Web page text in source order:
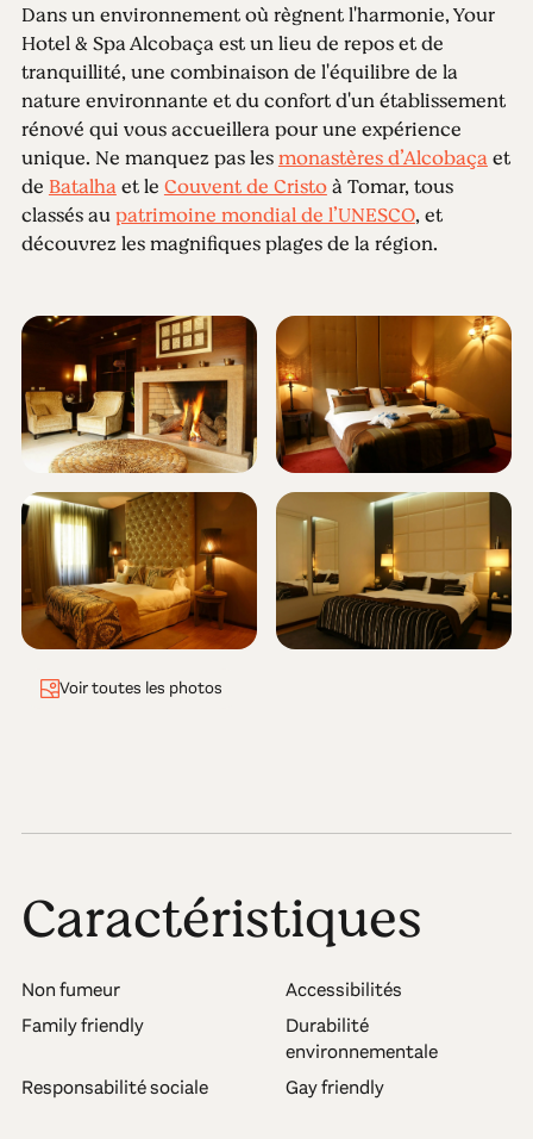
Dans un environnement où règnent l'harmonie, Your
Hotel & Spa Alcobaça est un lieu de repos et de
tranquillité, une combinaison de l'équilibre de la
nature environnante et du confort d'un établissement
rénové qui vous accueillera pour une expérience
unique. Ne manquez pas lesmonastères d’Alcobaçaet
de Batalhaet le Couvent de Cristoà Tomar, tous
classés aupatrimoine mondial de l’UNESCO, et
découvrez les magnifiques plages de la région.
Voir toutes les photos
Caractéristiques
Non fumeur
Accessibilités
Family friendly
Durabilité
environnementale
Responsabilité sociale
Gay friendly